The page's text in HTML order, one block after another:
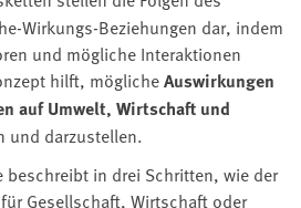
Wirkungs-Beziehungen dar, indem
und mögliche Interaktionen
hilft, möglicheAuswirkungen
auf Umwelt, Wirtschaft und
und darzustellen.
beschreibt in drei Schritten, wie der
Gesellschaft, Wirtschaft oder